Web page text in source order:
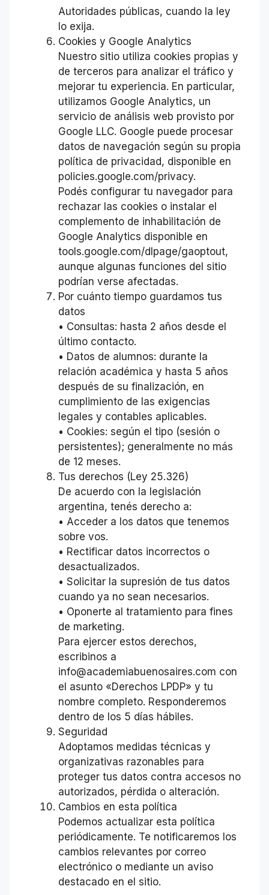
Autoridades públicas, cuando la ley
lo exija.
Cookies y Google Analytics
Nuestro sitio utiliza cookies propias y
de terceros para analizar el tráfico y
mejorar tu experiencia. En particular,
utilizamos Google Analytics, un
servicio de análisis web provisto por
Google LLC. Google puede procesar
datos de navegación según su propia
política de privacidad, disponible en
policies.google.com/privacy.
Podés configurar tu navegador para
rechazar las cookies o instalar el
complemento de inhabilitación de
Google Analytics disponible en
tools.google.com/dlpage/gaoptout,
aunque algunas funciones del sitio
podrían verse afectadas.
Por cuánto tiempo guardamos tus
datos
• Consultas: hasta 2 años desde el
último contacto.
• Datos de alumnos: durante la
relación académica y hasta 5 años
después de su finalización, en
cumplimiento de las exigencias
legales y contables aplicables.
• Cookies: según el tipo (sesión o
persistentes); generalmente no más
de 12 meses.
Tus derechos (Ley 25.326)
De acuerdo con la legislación
argentina, tenés derecho a:
• Acceder a los datos que tenemos
sobre vos.
• Rectificar datos incorrectos o
desactualizados.
• Solicitar la supresión de tus datos
cuando ya no sean necesarios.
• Oponerte al tratamiento para fines
de marketing.
Para ejercer estos derechos,
escribinos a
info@academiabuenosaires.com con
el asunto «Derechos LPDP» y tu
nombre completo. Responderemos
dentro de los 5 días hábiles.
Seguridad
Adoptamos medidas técnicas y
organizativas razonables para
proteger tus datos contra accesos no
autorizados, pérdida o alteración.
Cambios en esta política
Podemos actualizar esta política
periódicamente. Te notificaremos los
cambios relevantes por correo
electrónico o mediante un aviso
destacado en el sitio.